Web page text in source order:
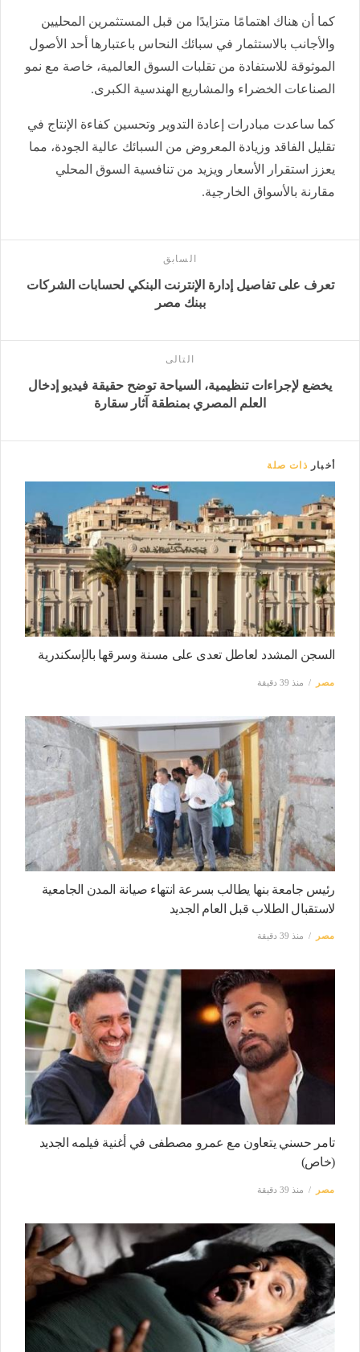
كما أن هناك اهتمامًا متزايدًا من قبل المستثمرين المحليين
والأجانب بالاستثمار في سبائك النحاس باعتبارها أحد الأصول
الموثوقة للاستفادة من تقلبات السوق العالمية، خاصة مع نمو
الصناعات الخضراء والمشاريع الهندسية الكبرى.
كما ساعدت مبادرات إعادة التدوير وتحسين كفاءة الإنتاج في
تقليل الفاقد وزيادة المعروض من السبائك عالية الجودة، مما
يعزز استقرار الأسعار ويزيد من تنافسية السوق المحلي
مقارنة بالأسواق الخارجية.
السابق
تعرف على تفاصيل إدارة الإنترنت البنكي لحسابات الشركات
ببنك مصر
التالى
يخضع لإجراءات تنظيمية، السياحة توضح حقيقة فيديو إدخال
العلم المصري بمنطقة آثار سقارة
أخبار ذات صلة
السجن المشدد لعاطل تعدى على مسنة وسرقها بالإسكندرية
مصر منذ 39 دقيقة
رئيس جامعة بنها يطالب بسرعة انتهاء صيانة المدن الجامعية
لاستقبال الطلاب قبل العام الجديد
مصر منذ 39 دقيقة
تامر حسني يتعاون مع عمرو مصطفى في أغنية فيلمه الجديد
(خاص)
مصر منذ 39 دقيقة